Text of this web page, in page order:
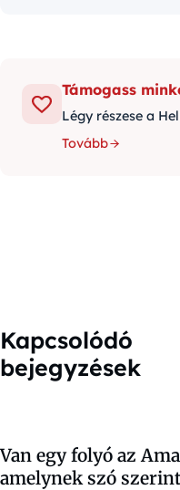
Támogass
Légy részese a
Tovább
Kapcsolódó
bejegyzések
Van egy folyó az
amelynek szó